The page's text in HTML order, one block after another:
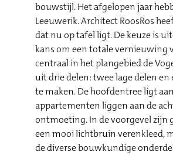
bouwstijl. Het afgelopen jaar
Leeuwerik. Architect RoosRos
dat nu op tafel ligt. De keuze is
kans om een totale vernieuwing
centraal in het plangebied de
uit drie delen: twee lage delen en
te maken. De hoofdentree ligt
appartementen liggen aan de
ontmoeting. In de voorgevel zijn
een mooi lichtbruin verenkleed,
de diverse bouwkundige